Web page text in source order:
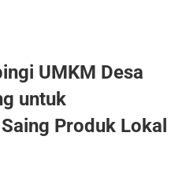
UMKM Desa
untuk
Produk Lokal